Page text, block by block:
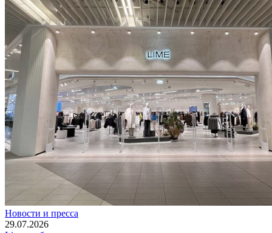
Новости и пресса
29.07.2026